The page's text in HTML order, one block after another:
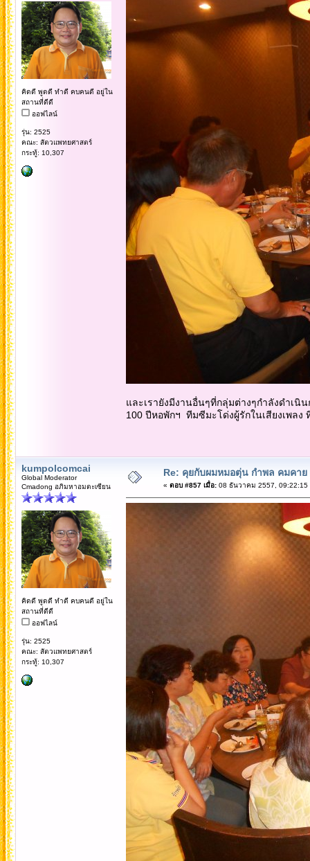
คิดดี พูดดี ทำดี คบคนดี อยู่ใน
สถานที่ดีดี
ออฟไลน์
รุ่น: 2525
คณะ: สัตวแพทยศาสตร์
กระทู้: 10,307
และเรายังมีงานอื่นๆที่กลุ่มต่างๆกำลังดำเ
100 ปีหอพักฯ ทีมซีมะโด่งผู้รักในเสียงเพลง
kumpolcomcai
Global Moderator
Cmadong อภิมหาอมตะเซียน
คิดดี พูดดี ทำดี คบคนดี อยู่ใน
สถานที่ดีดี
ออฟไลน์
รุ่น: 2525
คณะ: สัตวแพทยศาสตร์
กระทู้: 10,307
Re: คุยกับผมหมอตุ่น กำพล คมคาย
« ตอบ #857 เมื่อ:08 ธันวาคม 2557, 09:22:15